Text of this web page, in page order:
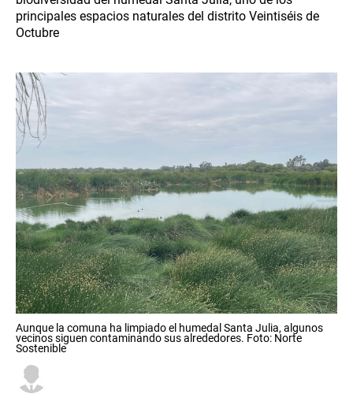
principales espacios naturales del distrito Veintiséis de
Octubre
Aunque la comuna ha limpiado el humedal Santa Julia, algunos
vecinos siguen contaminando sus alrededores. Foto: Norte
Sostenible